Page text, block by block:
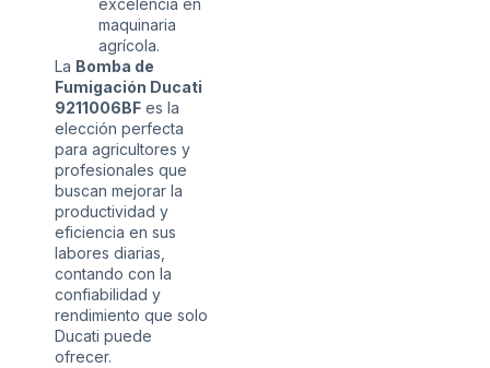
excelencia en
maquinaria
agrícola.
La Bomba de
Fumigación Ducati
9211006BF es la
elección perfecta
para agricultores y
profesionales que
buscan mejorar la
productividad y
eficiencia en sus
labores diarias,
contando con la
confiabilidad y
rendimiento que solo
Ducati puede
ofrecer.